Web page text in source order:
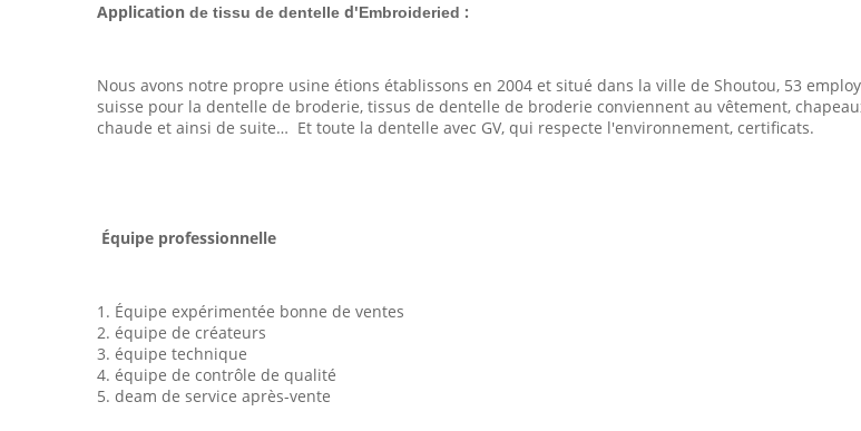
Application de tissu de dentelle d'Embroideried :
Nous avons notre propre usine étions établissons en 2004 et situé dans la ville de Shoutou, 53
suisse pour la dentelle de broderie, tissus de dentelle de broderie conviennent au vêtement,
chaude et ainsi de suite… Et toute la dentelle avec GV, qui respecte l'environnement, certificats.
Équipe professionnelle
1. Équipe expérimentée bonne de ventes
2. équipe de créateurs
3. équipe technique
4. équipe de contrôle de qualité
5. deam de service après-vente